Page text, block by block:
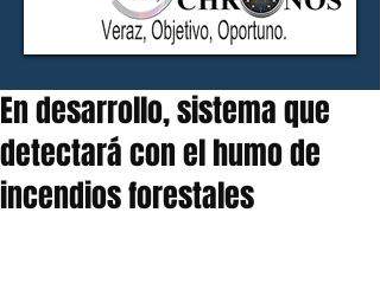
En desarrollo, sistema que
detectará con el humo de
incendios forestales